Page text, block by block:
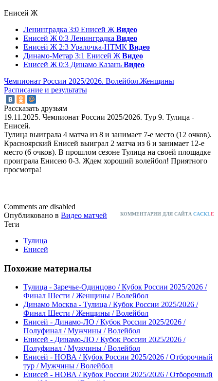
Енисей Ж
Ленинградка 3:0 Енисей Ж Видео
Енисей Ж 0:3 Ленинградка Видео
Енисей Ж 2:3 Уралочка-НТМК Видео
Динамо-Метар 3:1 Енисей Ж Видео
Енисей Ж 0:3 Динамо Казань Видео
Чемпионат России 2025/2026. Волейбол.Женщины
Расписание и результаты
Рассказать друзьям
19.11.2025. Чемпионат России 2025/2026. Тур 9. Тулица -
Енисей.
Тулица выиграла 4 матча из 8 и занимает 7-е место (12 очков).
Красноярский Енисей выиграл 2 матча из 6 и занимает 12-е
место (6 очков). В прошлом сезоне Тулица на своей площадке
проиграла Енисею 0-3. Ждем хороший волейбол! Приятного
просмотра!
Comments are disabled
КОММЕНТАРИИ ДЛЯ САЙТА CACKLE
Опубликовано в Видео матчей
Теги
Тулица
Енисей
Похожие материалы
Тулица - Заречье-Одинцово / Кубок России 2025/2026 /
Финал Шести / Женщины / Волейбол
Динамо Москва - Тулица / Кубок России 2025/2026 /
Финал Шести / Женщины / Волейбол
Енисей - Динамо-ЛО / Кубок России 2025/2026 /
Полуфинал / Мужчины / Волейбол
Енисей - Динамо-ЛО / Кубок России 2025/2026 /
Полуфинал / Мужчины / Волейбол
Енисей - НОВА / Кубок России 2025/2026 / Отборочный
тур / Мужчины / Волейбол
Енисей - НОВА / Кубок России 2025/2026 / Отборочный